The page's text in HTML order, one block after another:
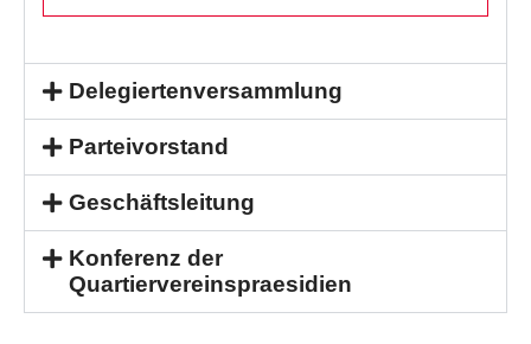
Delegiertenversammlung
Parteivorstand
Geschäftsleitung
Konferenz der
Quartiervereinspraesidien